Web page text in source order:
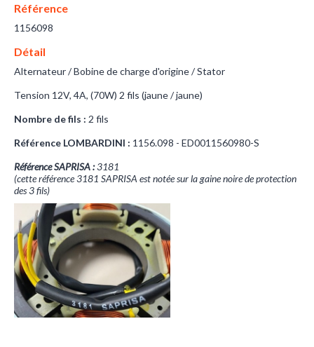
Référence
1156098
Détail
Alternateur / Bobine de charge d'origine / Stator
Tension 12V, 4A, (70W) 2 fils (jaune / jaune)
Nombre de fils : 2 fils
Référence LOMBARDINI : 1156.098 - ED0011560980-S
Référence SAPRISA :3181
(cette référence 3181 SAPRISA est notée sur la gaine noire de protection
des 3 fils)